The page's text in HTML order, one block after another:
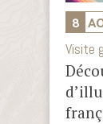
8
Visite